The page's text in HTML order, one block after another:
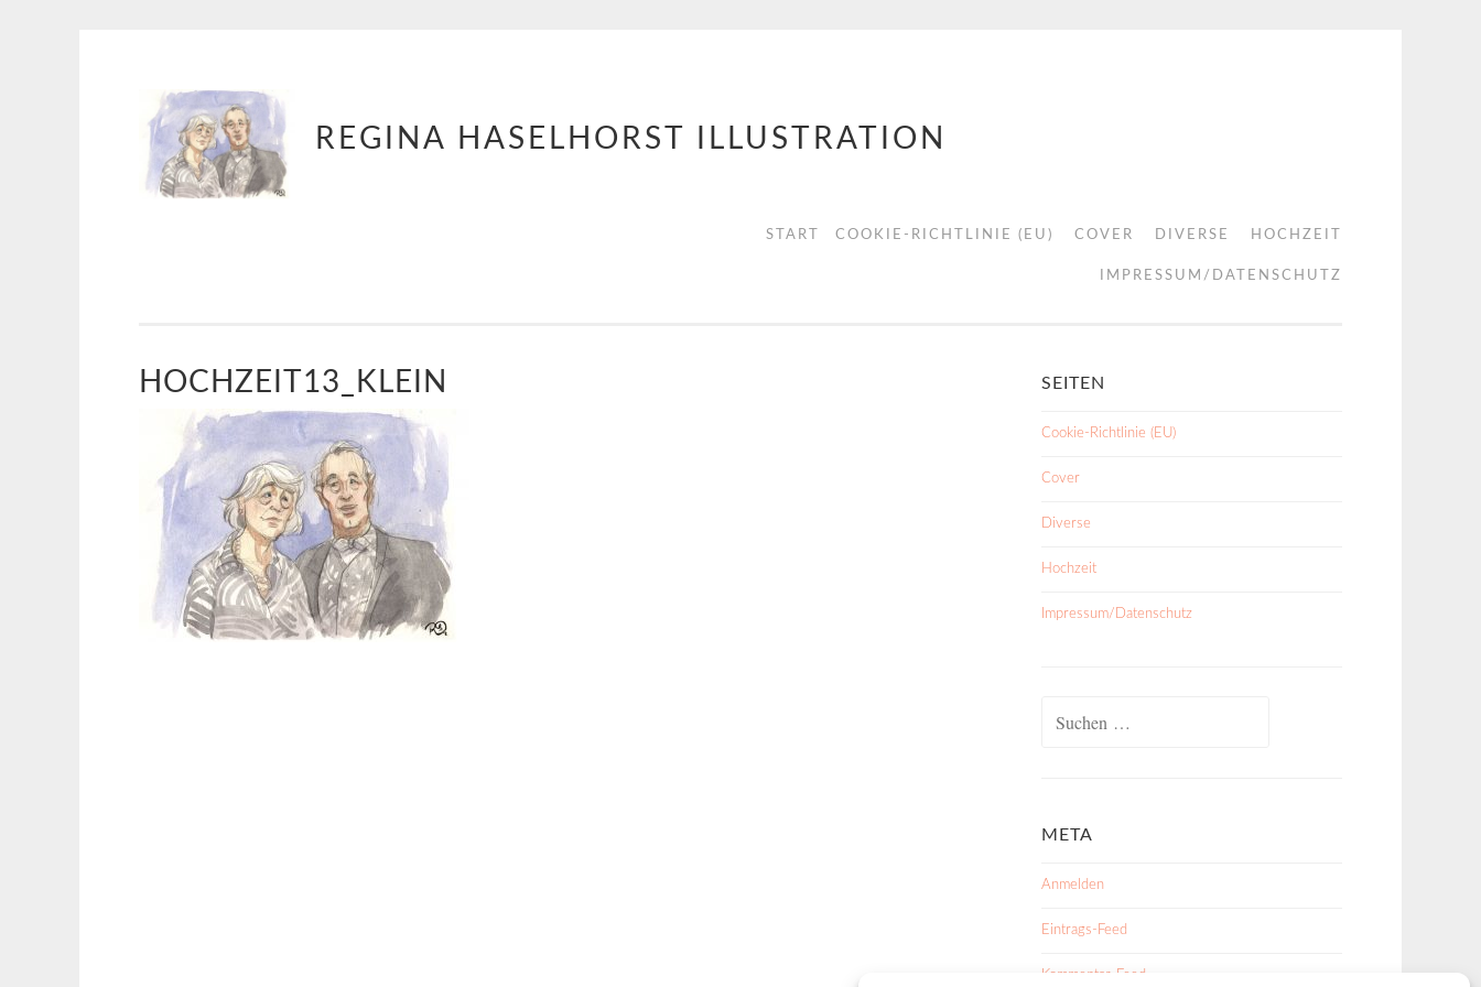
Springe
zum
Inhalt
REGINA HASELHORST ILLUSTRATION
START COOKIE-RICHTLINIE (EU) COVER DIVERSE HOCHZEIT
IMPRESSUM/DATENSCHUTZ
HOCHZEIT13_KLEIN SEITEN
Cookie-Richtlinie (EU)
Cover
Diverse
Hochzeit
Impressum/Datenschutz
META
Anmelden
Eintrags-Feed
Kommentar-Feed